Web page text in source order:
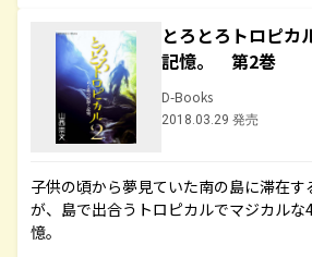
とろとろトロピ
記憶。 第2巻
D-Books
2018.03.29 発売
子供の頃から夢見ていた南の島に滞在
が、島で出合うトロピカルでマジカル
憶。